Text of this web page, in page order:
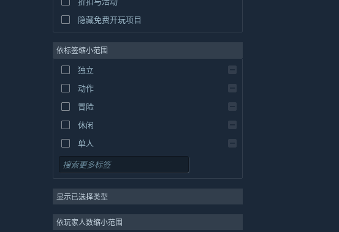
隐藏免费开玩项目
依标签缩小范围
独立
动作
冒险
休闲
单人
模拟
策略
2D
显示已选择类型
依玩家人数缩小范围